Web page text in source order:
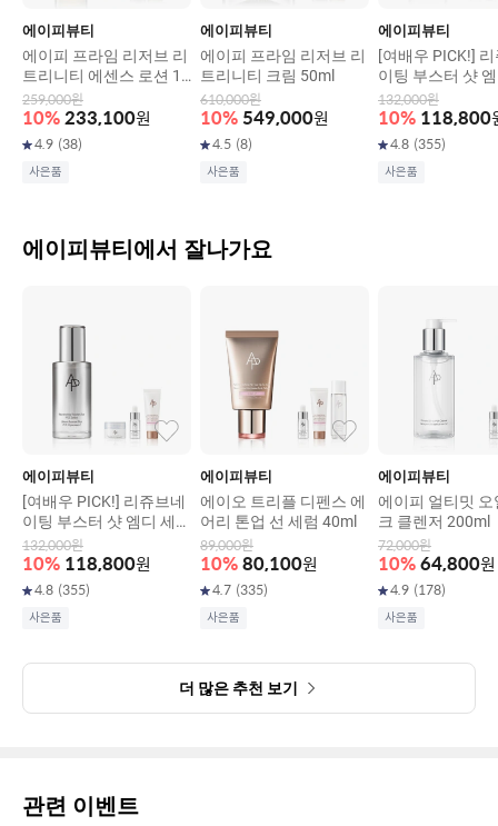
에이피뷰티
에이피 프라임 리저브 리
트리니티 에센스 로션 15
0ml
259,000원
10% 233,100원
4.9 (38)
사은품
에이피뷰티
에이피 프라임 리저브 리
트리니티 크림 50ml
610,000원
10% 549,000원
4.5 (8)
사은품
에이피뷰티
[여배우 PICK!]
이팅 부스터 샷
30ml
132,000원
10% 118,800
4.8 (355)
사은품
에이피뷰티에서 잘나가요
에이피뷰티
[여배우 PICK!] 리쥬브네
이팅 부스터 샷 엠디 세럼
30ml
132,000원
10% 118,800원
4.8 (355)
사은품
에이피뷰티
에이오 트리플 디펜스 에
어리 톤업 선 세럼 40ml
89,000원
10% 80,100원
4.7 (335)
사은품
에이피뷰티
에이피 얼티밋 오
크 클렌저 200ml
72,000원
10% 64,800원
4.9 (178)
사은품
더 많은 추천 보기
관련 이벤트